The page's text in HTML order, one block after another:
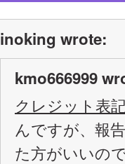
inoking wrote:
kmo666999
クレジット表
んですが、報
た方がいいの